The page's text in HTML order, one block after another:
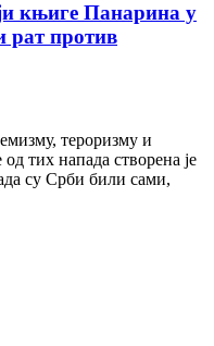
књиге Панарина у
рат против
тероризму и
од тих напада створена је
су Срби били сами,